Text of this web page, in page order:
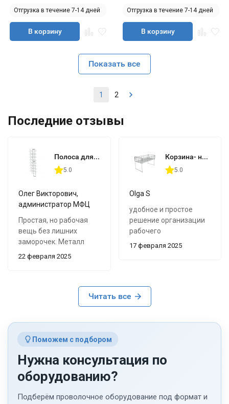
Отгрузка в течение 7-14 дней
В корзину
Отгрузка в течение 7-14 дней
В корзину
Показать все
1 2
Последние отзывы
Полоса для газет А3 настенная 8 ячеек
5.0
Олег Викторович,
администратор МФЦ
Простая, но рабочая
вещь без лишних
заморочек. Металл
крепкий, покраска
стенда в приёмной.
размеру – газеты и
22 февраля 2025
Корзина- надстройка 400х250х150 кр хром
5.0
Olga S
удобное и простое
решение организации
рабочего
пространства. Не
боится влаги и
жира.ставится на
любую поверхность, не
17 февраля 2025
Читать все
Поможем с подбором
Нужна консультация по
оборудованию?
Подберём проволочное оборудование под формат и